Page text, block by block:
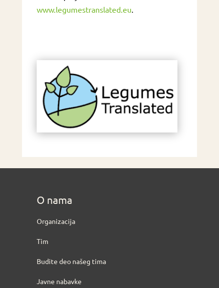
www.legumestranslated.eu.
O nama
Organizacija
Tim
Budite deo našeg tima
Javne nabavke